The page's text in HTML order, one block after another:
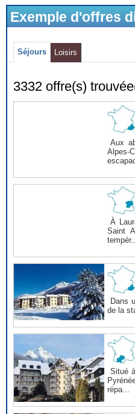
Exemple d'offres
Séjours Loisirs
3332 offre(s)
Aux
Alpes-
À
Saint
tempér...
Dans
de la
Situé
répa...